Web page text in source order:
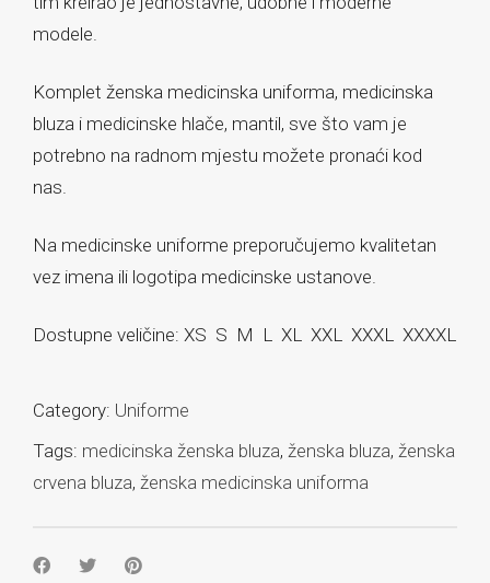
modele.
Komplet ženska medicinska uniforma, medicinska
bluza i medicinske hlače, mantil, sve što vam je
potrebno na radnom mjestu možete pronaći kod
nas.
Na medicinske uniforme preporučujemo kvalitetan
vez imena ili logotipa medicinske ustanove.
Dostupne veličine: XS S M L XL XXL XXXL XXXXL
Category: Uniforme
Tags: medicinska ženska bluza, ženska bluza, ženska
crvena bluza, ženska medicinska uniforma